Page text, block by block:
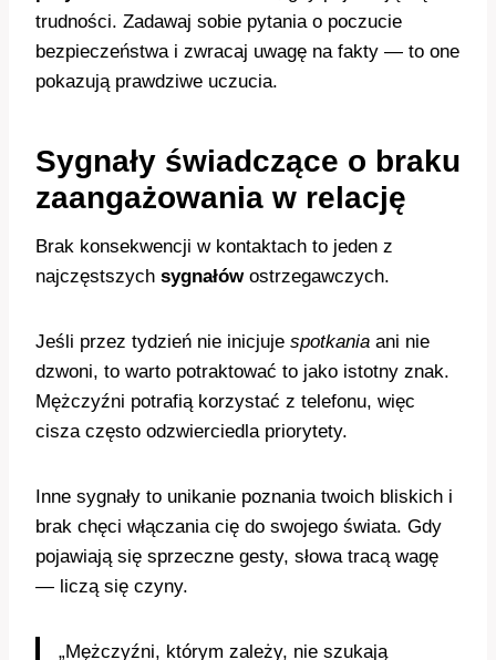
trudności. Zadawaj sobie pytania o poczucie
bezpieczeństwa i zwracaj uwagę na fakty — to one
pokazują prawdziwe uczucia.
Sygnały świadczące o braku
zaangażowania w relację
Brak konsekwencji w kontaktach to jeden z
najczęstszych sygnałówostrzegawczych.
Jeśli przez tydzień nie inicjuje spotkania ani nie
dzwoni, to warto potraktować to jako istotny znak.
Mężczyźni potrafią korzystać z telefonu, więc
cisza często odzwierciedla priorytety.
Inne sygnały to unikanie poznania twoich bliskich i
brak chęci włączania cię do swojego świata. Gdy
pojawiają się sprzeczne gesty, słowa tracą wagę
— liczą się czyny.
„Mężczyźni, którym zależy, nie szukają